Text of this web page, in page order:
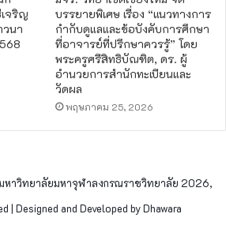
จริญ
นา
บรรยายพิเศษ เรื่อง “แนวทางการ
กำกับดูแลและข้อบังคับการศึกษา
ที่อาจารย์ที่ปรึกษาควรรู้” โดย
พระครูศรีสิทธิบัณฑิต, ดร. ผู้
อำนวยการสำนักทะเบียนและ
วัดผล
พฤษภาคม 25, 2026
หาวิทยาลัยมหาจุฬาลงกรณราชวิทยาลัย 2026,
| Designed and Developed by Dhawara